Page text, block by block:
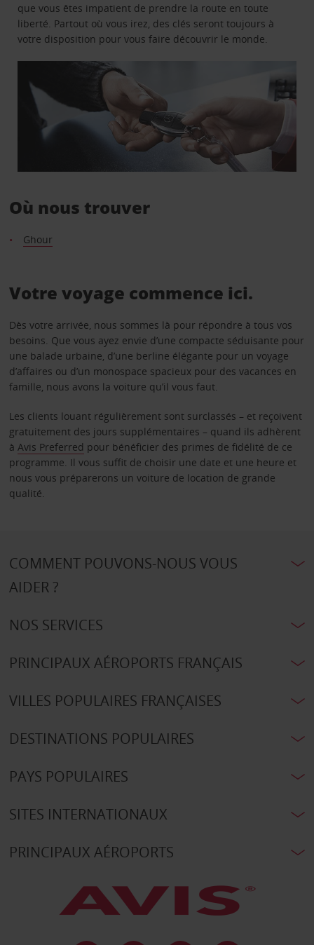
que vous êtes impatient de prendre la route en toute
liberté. Partout où vous irez, des clés seront toujours à
votre disposition pour vous faire découvrir le monde.
Où nous trouver
Ghour
Votre voyage commence ici.
Dès votre arrivée, nous sommes là pour répondre à tous vos
besoins. Que vous ayez envie d’une compacte séduisante pour
une balade urbaine, d’une berline élégante pour un voyage
d’affaires ou d’un monospace spacieux pour des vacances en
famille, nous avons la voiture qu’il vous faut.
Les clients louant régulièrement sont surclassés – et reçoivent
gratuitement des jours supplémentaires – quand ils adhèrent
à Avis Preferred pour bénéficier des primes de fidélité de ce
programme. Il vous suffit de choisir une date et une heure et
nous vous préparerons un voiture de location de grande
qualité.
COMMENT POUVONS-NOUS VOUS
AIDER ?
NOS SERVICES
PRINCIPAUX AÉROPORTS FRANÇAIS
VILLES POPULAIRES FRANÇAISES
DESTINATIONS POPULAIRES
PAYS POPULAIRES
SITES INTERNATIONAUX
PRINCIPAUX AÉROPORTS